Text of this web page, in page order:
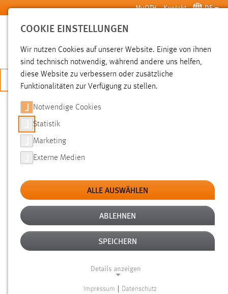
Zum Hauptinhalt springen MyOTH Kontakt DE
SUCHE
JETZT BEWERBEN
SUCHE
FILTER
Typ
Erstellungsdatum
Alter
COOKIE EINSTELLUNGEN
Wir nutzen Cookies auf unserer Website. Einige von ihnen
sind technisch notwendig, während andere uns helfen,
diese Website zu verbessern oder zusätzliche
Funktionalitäten zur Verfügung zu stellen.
Notwendige Cookies
Statistik
Marketing
Externe Medien
ALLE AUSWÄHLEN
ABLEHNEN
SPEICHERN
Details anzeigen
Impressum Datenschutz